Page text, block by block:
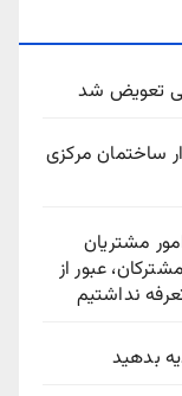
ساختمان مرکزی
مشتریان
عبور از
نداشتیم
بدهید